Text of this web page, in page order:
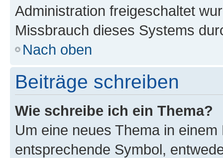
Administration freigeschaltet
Missbrauch dieses Systems
Nach oben
Beiträge schreiben
Wie schreibe ich ein Thema?
Um eine neues Thema in
entsprechende Symbol,